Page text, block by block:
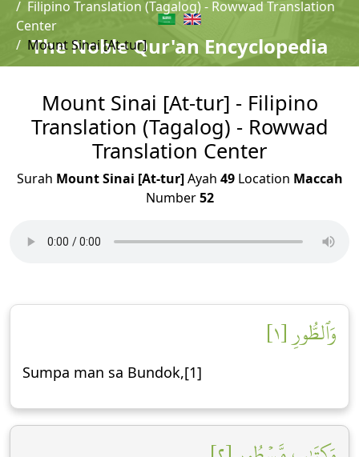
The Noble Qur'an Encyclopedia
Filipino Translation (Tagalog) - Rowwad Translation
Center
Mount Sinai [At-tur]
Mount Sinai [At-tur] - Filipino
Translation (Tagalog) - Rowwad
Translation Center
Surah Mount Sinai [At-tur]Ayah 49Location Maccah
Number52
وَٱلطُّورِ [١]
Sumpa man sa Bundok,[1]